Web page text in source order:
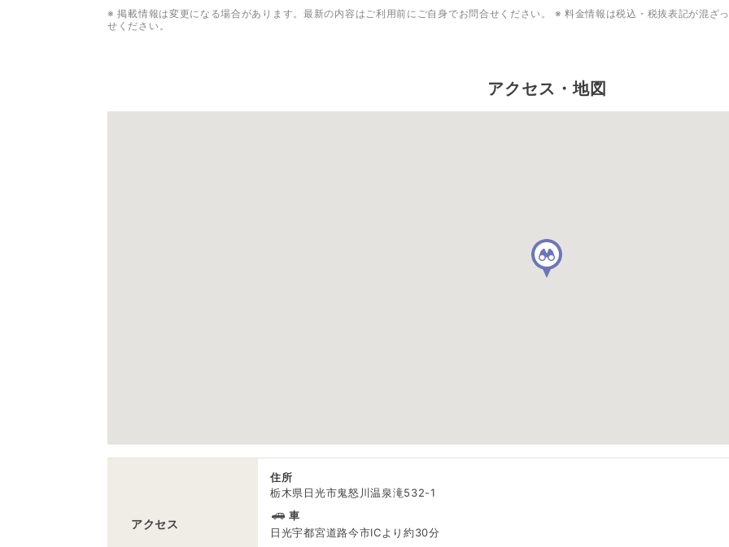
※ 掲載情報は変更になる場合があります。最新の内容はご利用前にご自身でお問合せください。
※ 料金情報は税込・税抜表記が混ざ
せください。
アクセス・地図
アクセス
住所
栃木県日光市鬼怒川温泉滝532-1
車
日光宇都宮道路今市ICより約30分